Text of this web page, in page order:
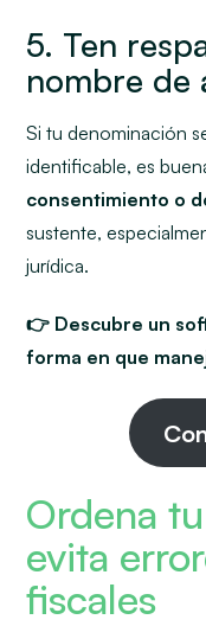
5. Ten
nombre de
Si tu denominación
identificable, es
consentimiento o
sustente,
jurídica.
👉 Descubre un
forma en que
Ordena
evita
fiscales